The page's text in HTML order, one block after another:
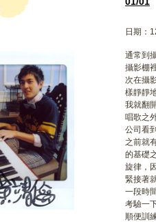
日期：
通常到
攝影棚
次在攝
樣靜靜
我就翻
唱歌之
公司看
之前就
的基礎
旋律，
緊接著
一段時
考驗一
順便訓